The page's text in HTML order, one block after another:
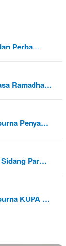
Perba…
Ramadha…
Penya…
Sidang Par…
KUPA …